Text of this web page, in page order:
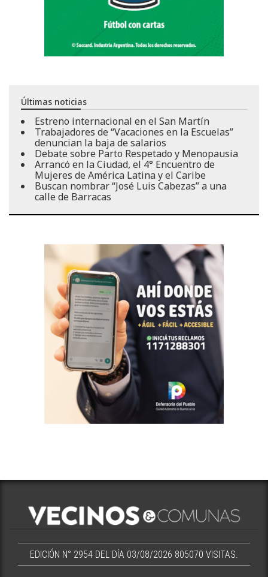
Últimas noticias
Estreno internacional en el San Martín
Trabajadores de “Vacaciones en la Escuelas”
denuncian la baja de salarios
Debate sobre Parto Respetado y Menopausia
Arrancó en la Ciudad, el 4° Encuentro de
Mujeres de América Latina y el Caribe
Buscan nombrar “José Luis Cabezas” a una
calle de Barracas
EDICIÓN N° 2954 DEL DÍA 03/08/2026 805070 VISITAS.